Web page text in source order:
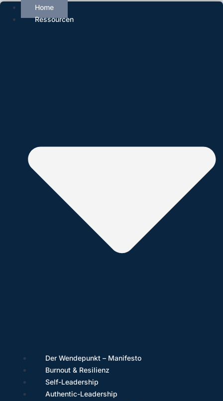
Home
Ressourcen
Der Wendepunkt – Manifesto
Burnout & Resilienz
Self-Leadership
Authentic-Leadership